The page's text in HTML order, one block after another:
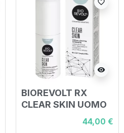
visibility
favorite_border
BIOREVOLT RX
CLEAR SKIN UOMO
CREMA LENITIVA
44,00 €